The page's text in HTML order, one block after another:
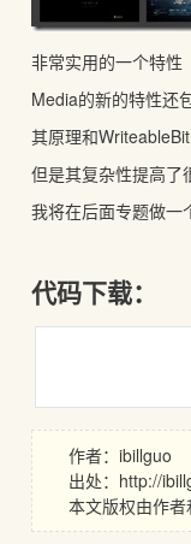
非常实用的一个特性
Media的新的特性还
其原理和
但是其复杂性提高了
我将在后面专题做一
代码下载：
作者：ibillguo
出处：http://
本文版权由作